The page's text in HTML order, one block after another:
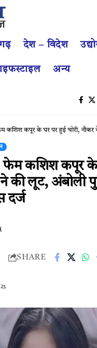
देश – विदेश
अन्य
कपूर के घर पर हुई चोरी, नौकर ने की लूट,
फेम कशिश कपूर के
ने की लूट, अंबोली
दर्ज
SHARE